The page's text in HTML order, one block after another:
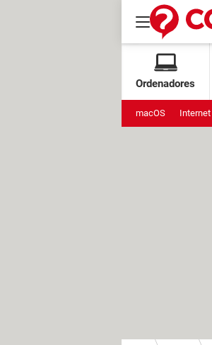
Ordenadores
macOS Internet